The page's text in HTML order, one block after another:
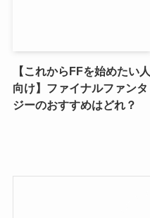
【これからFFを始めたい人
向け】ファイナルファンタ
ジーのおすすめはどれ？